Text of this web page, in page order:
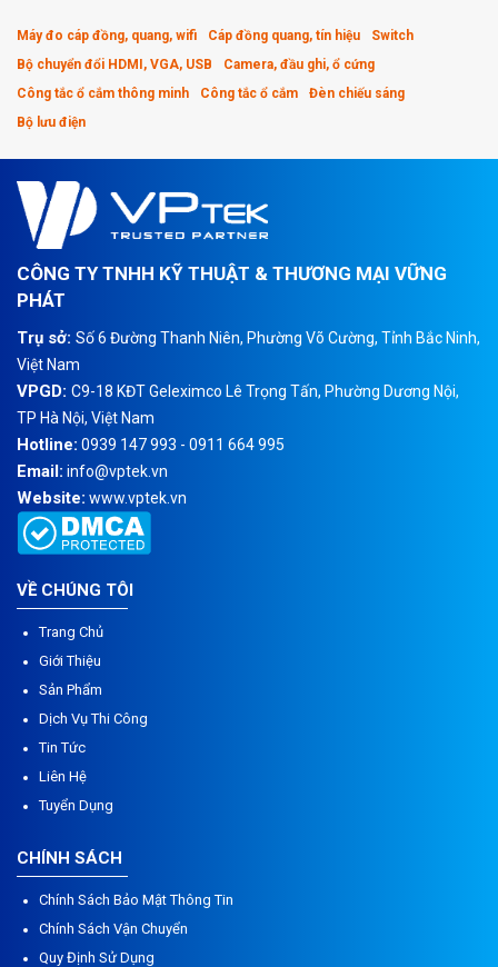
Máy đo cáp đồng, quang, wifi Cáp đồng quang, tín hiệu
Switch
Bộ chuyển đổi HDMI, VGA, USB
Camera, đầu ghi, ổ cứng
Công tắc ổ cắm thông minh
Công tắc ổ cắm
Đèn chiếu sáng
Bộ lưu điện
CÔNG TY TNHH KỸ THUẬT & THƯƠNG MẠI VỮNG
PHÁT
Trụ sở: Số 6 Đường Thanh Niên, Phường Võ Cường, Tỉnh Bắc Ninh,
Việt Nam
VPGD: C9-18 KĐT Geleximco Lê Trọng Tấn, Phường Dương Nội,
TP Hà Nội, Việt Nam
Hotline: 0939 147 993 - 0911 664 995
Email: info@vptek.vn
Website: www.vptek.vn
VỀ CHÚNG TÔI
Trang Chủ
Giới Thiệu
Sản Phẩm
Dịch Vụ Thi Công
Tin Tức
Liên Hệ
Tuyển Dụng
CHÍNH SÁCH
Chính Sách Bảo Mật Thông Tin
Chính Sách Vận Chuyển
Quy Định Sử Dụng